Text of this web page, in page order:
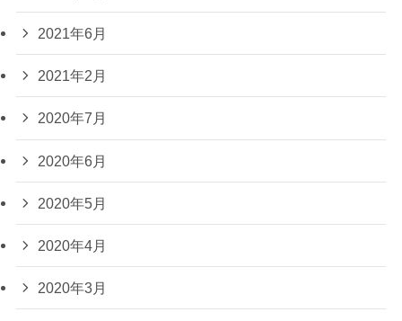
2021年6月
2021年2月
2020年7月
2020年6月
2020年5月
2020年4月
2020年3月